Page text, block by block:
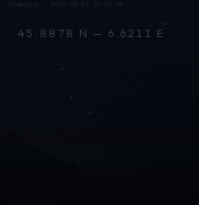
45.8878 N — 6.6211 E